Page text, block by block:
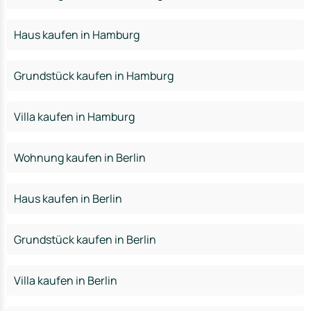
Haus kaufen in Hamburg
Grundstück kaufen in Hamburg
Villa kaufen in Hamburg
Wohnung kaufen in Berlin
Haus kaufen in Berlin
Grundstück kaufen in Berlin
Villa kaufen in Berlin